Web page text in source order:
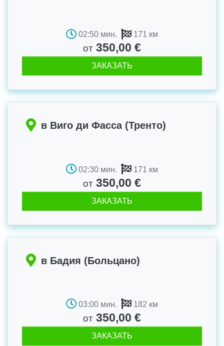
02:50 мин. 171 км
от 350,00 €
ЗАКАЗАТЬ
в Виго ди Фасса (Тренто)
02:30 мин. 171 км
от 350,00 €
ЗАКАЗАТЬ
в Бадия (Больцано)
03:00 мин. 182 км
от 350,00 €
ЗАКАЗАТЬ